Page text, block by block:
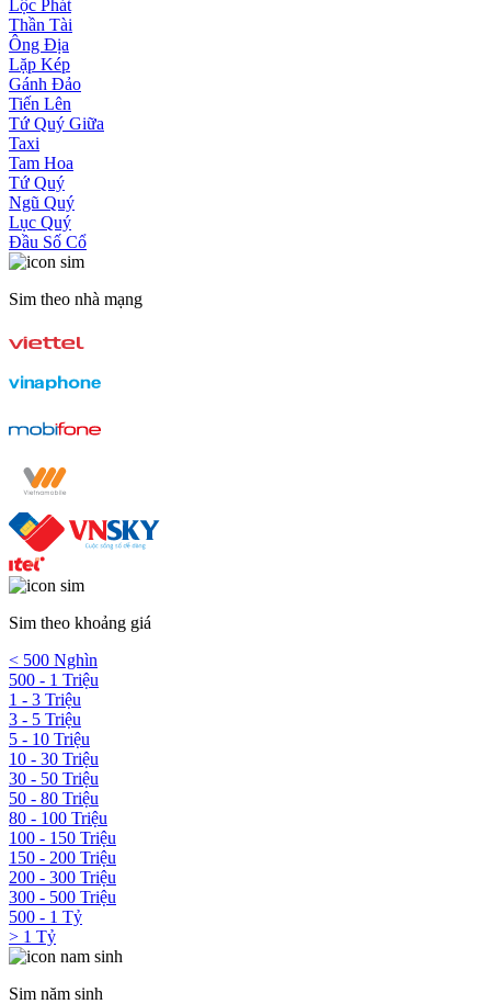
Lộc Phát
Thần Tài
Ông Địa
Lặp Kép
Gánh Đảo
Tiến Lên
Tứ Quý Giữa
Taxi
Tam Hoa
Tứ Quý
Ngũ Quý
Lục Quý
Đầu Số Cổ
Sim theo nhà mạng
Sim theo khoảng giá
< 500 Nghìn
500 - 1 Triệu
1 - 3 Triệu
3 - 5 Triệu
5 - 10 Triệu
10 - 30 Triệu
30 - 50 Triệu
50 - 80 Triệu
80 - 100 Triệu
100 - 150 Triệu
150 - 200 Triệu
200 - 300 Triệu
300 - 500 Triệu
500 - 1 Tỷ
> 1 Tỷ
Sim năm sinh